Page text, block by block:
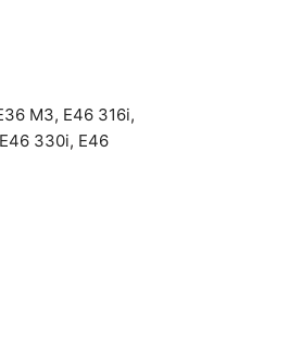
M3, E46 316i,
E46 330i, E46